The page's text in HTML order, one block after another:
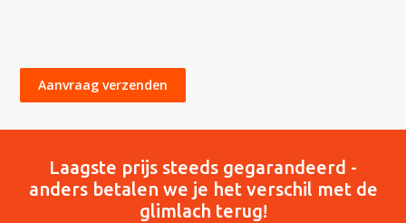
Aanvraag verzenden
Laagste prijs steeds gegarandeerd -
anders betalen we je het verschil met de
glimlach terug!